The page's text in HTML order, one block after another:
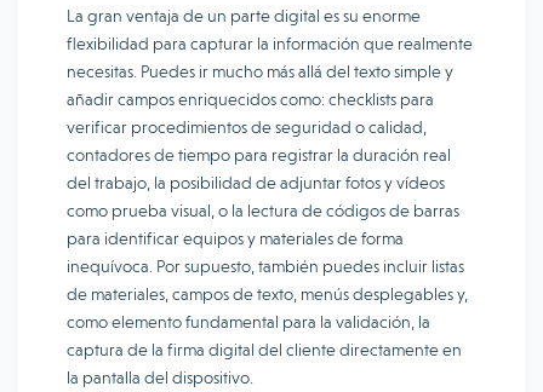
La gran ventaja de un parte digital es su enorme
flexibilidad para capturar la información que realmente
necesitas. Puedes ir mucho más allá del texto simple y
añadir campos enriquecidos como: checklists para
verificar procedimientos de seguridad o calidad,
contadores de tiempo para registrar la duración real
del trabajo, la posibilidad de adjuntar fotos y vídeos
como prueba visual, o la lectura de códigos de barras
para identificar equipos y materiales de forma
inequívoca. Por supuesto, también puedes incluir listas
de materiales, campos de texto, menús desplegables y,
como elemento fundamental para la validación, la
captura de la firma digital del cliente directamente en
la pantalla del dispositivo.